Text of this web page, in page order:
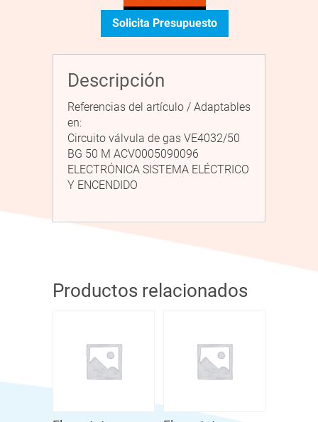
Solicita Presupuesto
Descripción
Referencias del artículo / Adaptables
en:
Circuito válvula de gas VE4032/50
BG 50 M ACV0005090096
ELECTRÓNICA SISTEMA ELÉCTRICO
Y ENCENDIDO
Productos relacionados